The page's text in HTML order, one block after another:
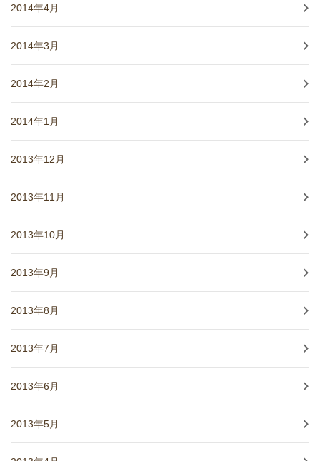
2014年4月
2014年3月
2014年2月
2014年1月
2013年12月
2013年11月
2013年10月
2013年9月
2013年8月
2013年7月
2013年6月
2013年5月